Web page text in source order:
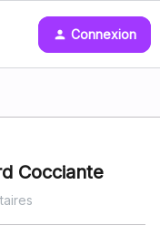
Connexion
Cocciante